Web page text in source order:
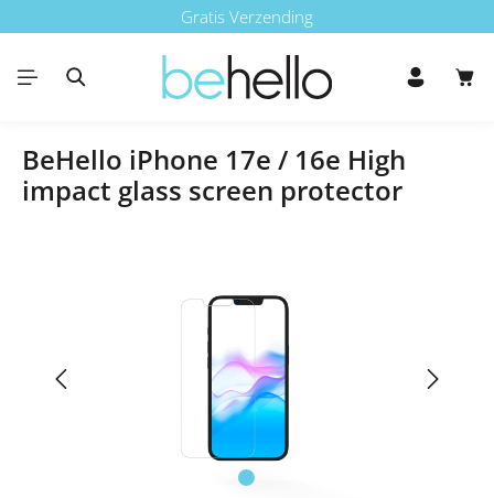
Ga naar de hoofdinhoudGratis Verzending
BeHello iPhone 17e / 16e High
impact glass screen protector